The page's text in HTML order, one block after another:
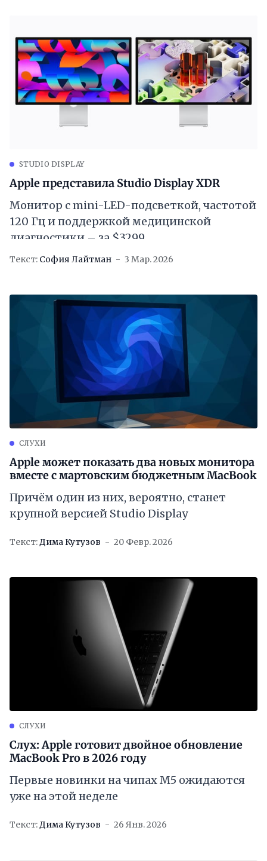
STUDIO DISPLAY
Apple представила Studio Display XDR
Монитор с mini-LED-подсветкой, частотой
120 Гц и поддержкой медицинской
диагностики – за $3299
Текст: София Лайтман 3 Мар. 2026
СЛУХИ
Apple может показать два новых монитора
вместе с мартовским бюджетным MacBook
Причём один из них, вероятно, станет
крупной версией Studio Display
Текст:Дима Кутузов 20 Февр. 2026
СЛУХИ
Слух: Apple готовит двойное обновление
MacBook Pro в 2026 году
Первые новинки на чипах M5 ожидаются
уже на этой неделе
Текст:Дима Кутузов 26 Янв. 2026